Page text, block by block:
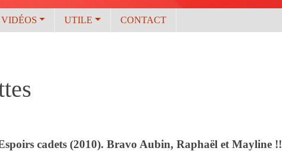
UTILE CONTACT
cadets (2010). Bravo Aubin, Raphaël et Mayline !!